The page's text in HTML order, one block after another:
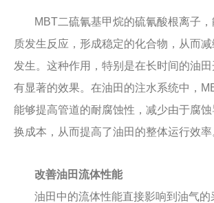
MBT二硫氰基甲烷的硫氰酸根离子
质发生反应，形成稳定的化合物，从而
发生。这种作用，特别是在长时间的油
有显著的效果。在油田的注水系统中，
能够提高管道的耐腐蚀性，减少由于腐
换成本，从而提高了油田的整体运行效率
改善油田流体性能
油田中的流体性能直接影响到油气的